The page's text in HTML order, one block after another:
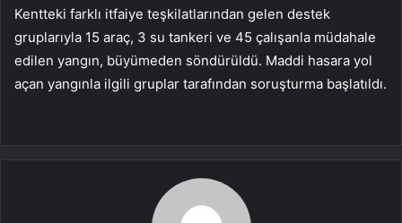
Kentteki farklı itfaiye teşkilatlarından gelen destek
gruplarıyla 15 araç, 3 su tankeri ve 45 çalışanla müdahale
edilen yangın, büyümeden söndürüldü. Maddi hasara yol
açan yangınla ilgili gruplar tarafından soruşturma başlatıldı.